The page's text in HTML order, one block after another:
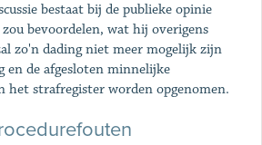
bestaat bij de publieke opinie
bevoordelen, wat hij overigens
zo'n dading niet meer mogelijk zijn
en de afgesloten minnelijke
het strafregister worden opgenomen.